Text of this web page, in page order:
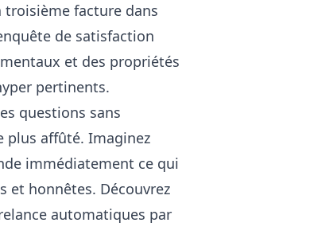
facture dans
de satisfaction
et des propriétés
pertinents.
questions sans
plus affûté. Imaginez
immédiatement ce qui
et honnêtes. Découvrez
automatiques par